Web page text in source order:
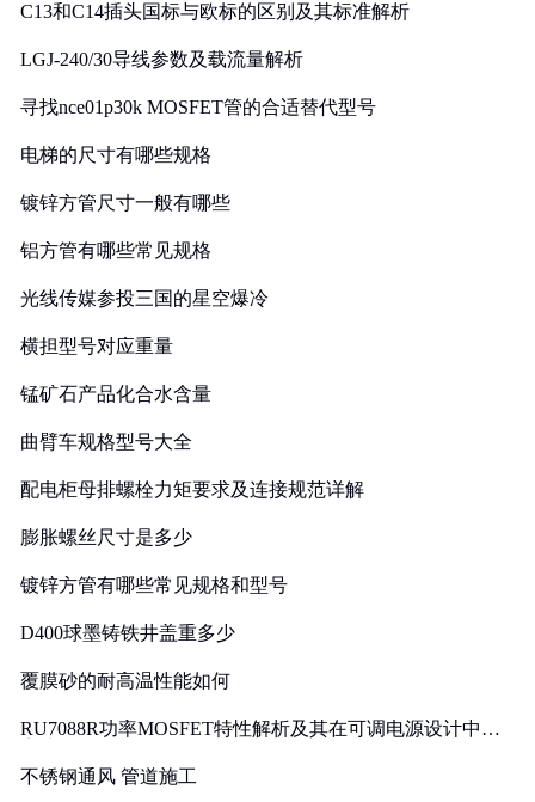
C13和C14插头国标与欧标的区别及其标准解析
LGJ-240/30导线参数及载流量解析
寻找nce01p30k MOSFET管的合适替代型号
电梯的尺寸有哪些规格
镀锌方管尺寸一般有哪些
铝方管有哪些常见规格
光线传媒参投三国的星空爆冷
横担型号对应重量
锰矿石产品化合水含量
曲臂车规格型号大全
配电柜母排螺栓力矩要求及连接规范详解
膨胀螺丝尺寸是多少
镀锌方管有哪些常见规格和型号
D400球墨铸铁井盖重多少
覆膜砂的耐高温性能如何
RU7088R功率MOSFET特性解析及其在可调电源设计中的
不锈钢通风 管道施工